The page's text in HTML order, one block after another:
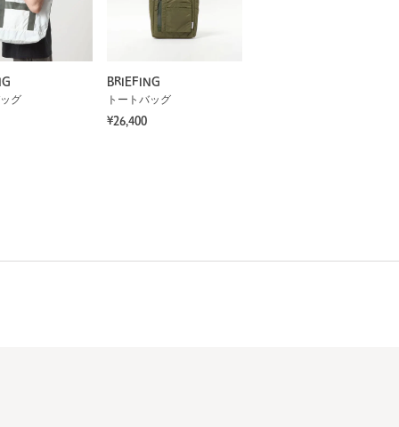
グ
BRIEFING
トートバッグ
¥26,400